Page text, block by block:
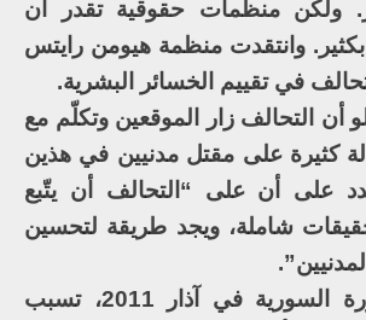
ولكن منظمات حقوقية تقدر أن
بكثير. وانتقدت منظمة هيومن رايتس
في تقييم الخسائر البشرية.
أن التحالف زار الموقعين وتكلّم مع
كثيرة على مقتل مدنيين في هذين
على أن على “التحالف أن يتّبع
شاملة، ويجد طريقة لتحسين
ومنذ اندلاع الثورة السورية في آذار 2011، تسبب